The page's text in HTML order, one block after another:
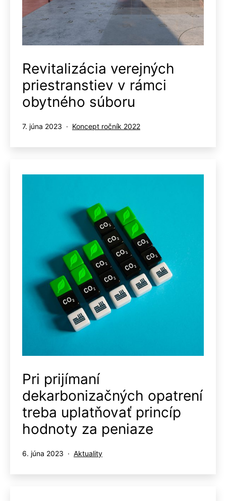
Revitalizácia verejných
priestranstiev v rámci
obytného súboru
Publikované
7. júna 2023
Kategorizované
Koncept ročník 2022
Pri prijímaní
dekarbonizačných opatrení
treba uplatňovať princíp
hodnoty za peniaze
Publikované
6. júna 2023
Kategorizované
Aktuality